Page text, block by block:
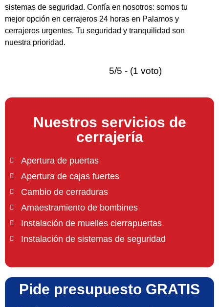
sistemas de seguridad. Confía en nosotros: somos tu
mejor opción en cerrajeros 24 horas en Palamos y
cerrajeros urgentes. Tu seguridad y tranquilidad son
nuestra prioridad.
5/5 - (1 voto)
Nuestros servicios de
cerrajería
Apertura de puertas
Apertura de cajas fuertes
Cambio de cerraduras
Amaestramiento de bombines
Instalación de muelles cierrapuertas
Instalación de sistemas de seguridad
Pide presupuesto GRATIS